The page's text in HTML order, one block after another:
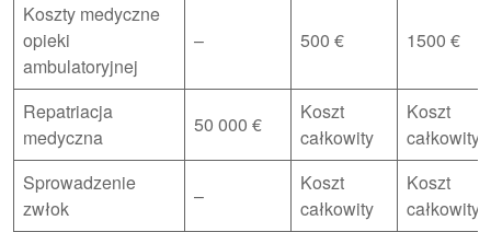
Koszty medyczne
opieki
ambulatoryjnej
– 500 € 1500 €
Repatriacja
medyczna
50 000 €
Koszt
całkowity
Koszt
całkowity
Sprowadzenie
zwłok
–
Koszt
całkowity
Koszt
całkowity